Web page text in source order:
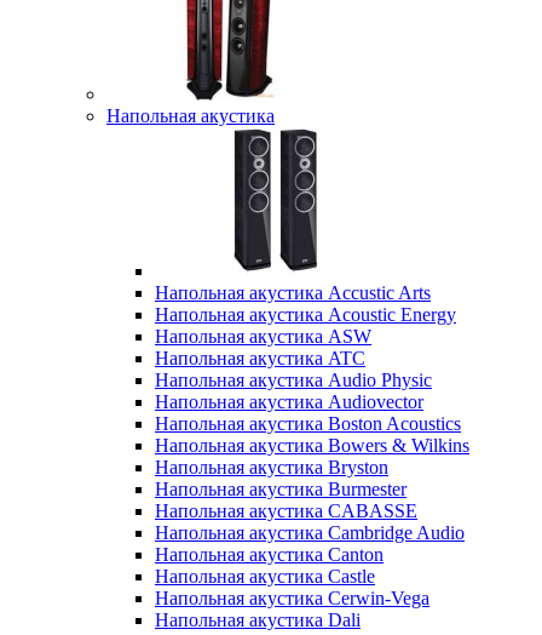
Напольная акустика
Напольная акустика Accustic Arts
Напольная акустика Acoustic Energy
Напольная акустика ASW
Напольная акустика ATC
Напольная акустика Audio Physic
Напольная акустика Audiovector
Напольная акустика Boston Acoustics
Напольная акустика Bowers & Wilkins
Напольная акустика Bryston
Напольная акустика Burmester
Напольная акустика CABASSE
Напольная акустика Cambridge Audio
Напольная акустика Canton
Напольная акустика Castle
Напольная акустика Cerwin-Vega
Напольная акустика Dali